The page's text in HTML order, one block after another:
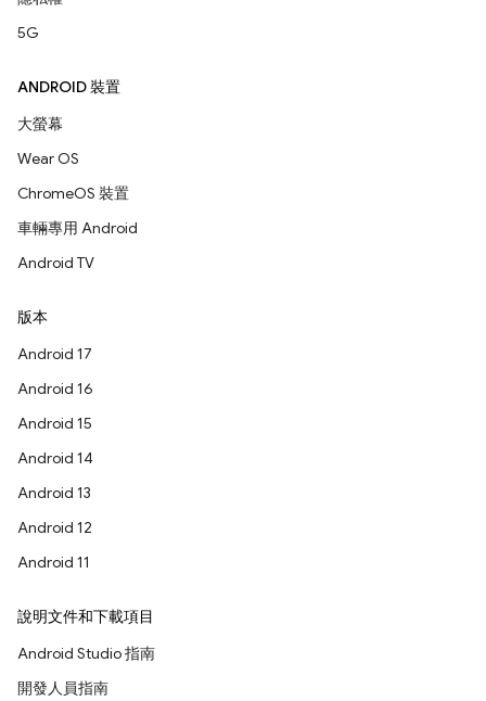
5G
ANDROID 裝置
大螢幕
Wear OS
ChromeOS 裝置
車輛專用 Android
Android TV
版本
Android 17
Android 16
Android 15
Android 14
Android 13
Android 12
Android 11
說明文件和下載項目
Android Studio 指南
開發人員指南